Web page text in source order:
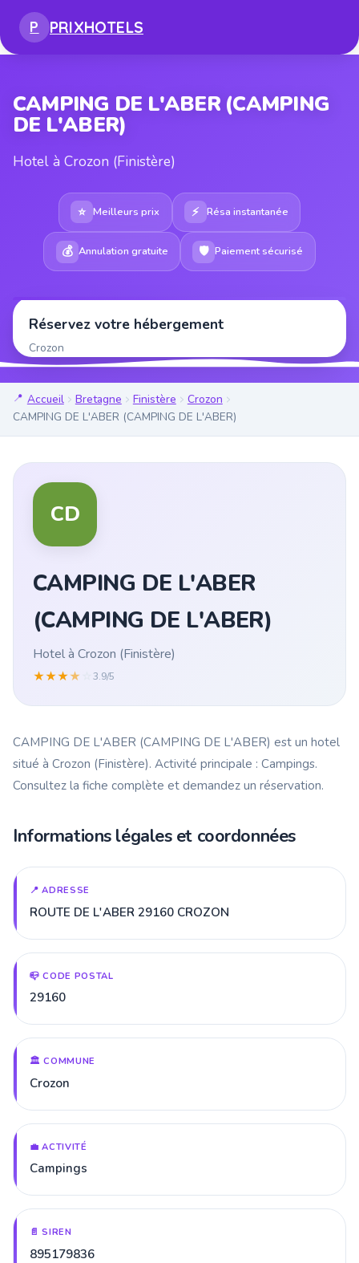
P PRIXHOTELS
CAMPING DE L'ABER (CAMPING
DE L'ABER)
Hotel à Crozon (Finistère)
⭐ Meilleurs prix ⚡ Résa instantanée
💰 Annulation gratuite 🛡 Paiement sécurisé
Réservez votre hébergement
Crozon
Accueil Bretagne Finistère
Crozon
CAMPING DE L'ABER (CAMPING DE L'ABER)
CD
CAMPING DE L'ABER
(CAMPING DE L'ABER)
Hotel à Crozon (Finistère)
★★★★ 3.9/5
CAMPING DE L'ABER (CAMPING DE L'ABER) est un hotel
situé à Crozon (Finistère). Activité principale : Campings.
Consultez la fiche complète et demandez un réservation.
Informations légales et coordonnées
📍 ADRESSE
ROUTE DE L'ABER 29160 CROZON
📪 CODE POSTAL
29160
🏛️ COMMUNE
Crozon
💼 ACTIVITÉ
Campings
📄 SIREN
895179836